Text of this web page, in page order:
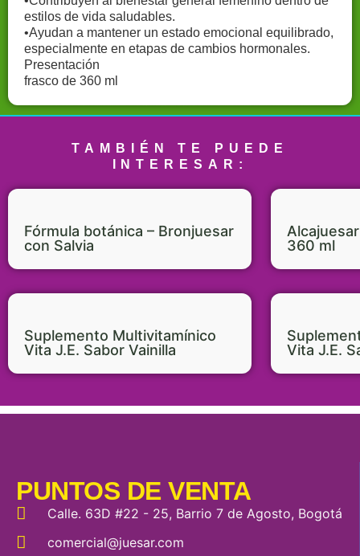
estilos de vida saludables.
•Ayudan a mantener un estado emocional equilibrado,
especialmente en etapas de cambios hormonales.
Presentación
frasco de 360 ml
TAMBIÉN TE PUEDE
INTERESAR:
Fórmula botánica – Bronjuesar
con Salvia
360 ml
Suplemento Multivitamínico
Vita J.E. Sabor Vainilla
Vita J.E.
PUNTOS DE VENTA
Calle. 63D #22 - 25, Barrio 7 de Agosto, Bogotá
comercial@juesar.com